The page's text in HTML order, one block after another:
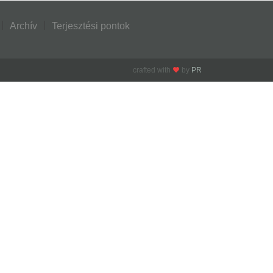
Archív Terjesztési pontok
crafted with by PR